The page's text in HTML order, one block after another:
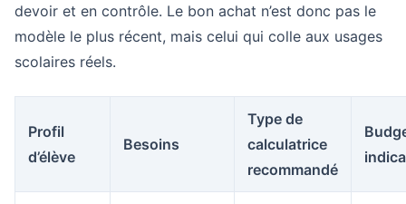
devoir et en contrôle. Le bon achat n’est donc pas le
modèle le plus récent, mais celui qui colle aux usages
scolaires réels.
Profil
d’élève
Besoins
Type de
calculatrice
recommandé